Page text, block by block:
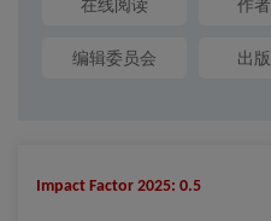
在线阅读 作
编辑委员会 出
Impact Factor 2025: 0.5